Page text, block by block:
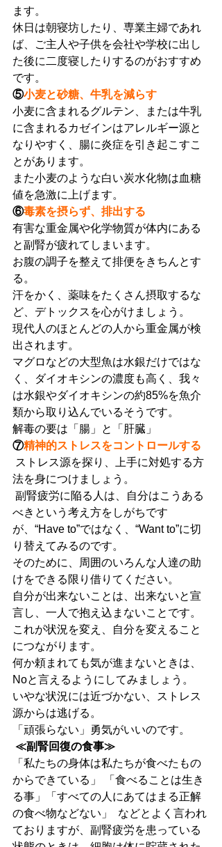
ます。
休日は朝寝坊したり、専業主婦であれ
ば、ご主人や子供を会社や学校に出し
た後に二度寝したりするのがおすすめ
です。
⑤小麦と砂糖、牛乳を減らす
小麦に含まれるグルテン、または牛乳
に含まれるカゼインはアレルギー源と
なりやすく、腸に炎症を引き起こすこ
とがあります。
また小麦のような白い炭水化物は血糖
値を急激に上げます。
⑥毒素を摂らず、排出する
有害な重金属や化学物質が体内にある
と副腎が疲れてしまいます。
お腹の調子を整えて排便をきちんとす
る。
汗をかく、薬味をたくさん摂取するな
ど、デトックスを心がけましょう。
現代人のほとんどの人から重金属が検
出されます。
マグロなどの大型魚は水銀だけではな
く、ダイオキシンの濃度も高く、我々
は水銀やダイオキシンの約85%を魚介
類から取り込んでいるそうです。
解毒の要は「腸」と「肝臓」
⑦精神的ストレスをコントロールする
ストレス源を探り、上手に対処する方
法を身につけましょう。
副腎疲労に陥る人は、自分はこうある
べきという考え方をしがちです
が、“Have to”ではなく、“Want to”に切
り替えてみるのです。
そのために、周囲のいろんな人達の助
けをできる限り借りてください。
自分が出来ないことは、出来ないと宣
言し、一人で抱え込まないことです。
これが状況を変え、自分を変えること
につながります。
何か頼まれても気が進まないときは、
Noと言えるようにしてみましょう。
いやな状況には近づかない、ストレス
源からは逃げる。
「頑張らない」勇気がいいのです。
≪副腎回復の食事≫
「私たちの身体は私たちが食べたもの
からできている」 「食べることは生き
る事」「すべての人にあてはまる正解
の食べ物などない」  などとよく言われ
ておりますが、副腎疲労を患っている